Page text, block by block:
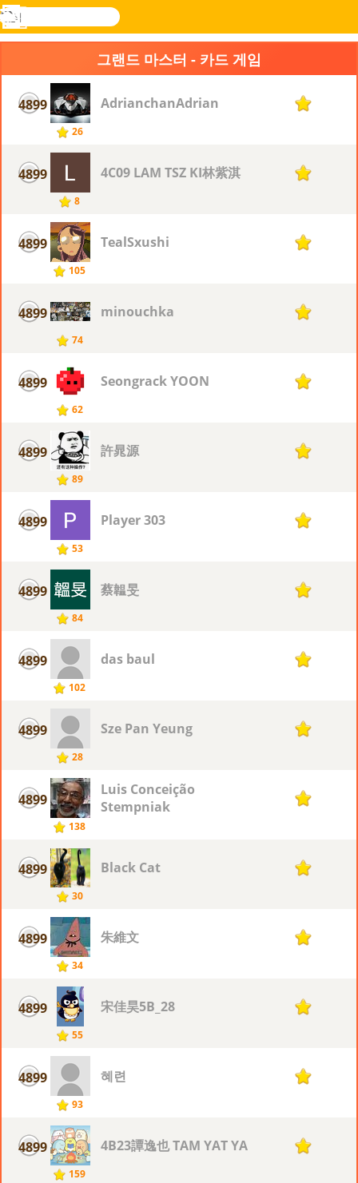
Novel
검
색
로그
메
뉴
그랜드 마스터 - 카드 게임
4899
26
AdrianchanAdrian 1
4899
8
4C09 LAM TSZ KI林紫淇 1
4899
105
TealSxushi 1
4899
74
minouchka 1
4899
62
Seongrack YOON 1
4899
89
許晁源 1
4899
53
Player 303 1
4899
84
蔡韞旻 1
4899
102
das baul 1
4899
28
Sze Pan Yeung 1
4899
138
Luis Conceição
Stempniak
1
4899
30
Black Cat 1
4899
34
朱維文 1
4899
55
宋佳昊5B_28 1
4899
93
혜련 1
4899
159
4B23譚逸也 TAM YAT YA 1